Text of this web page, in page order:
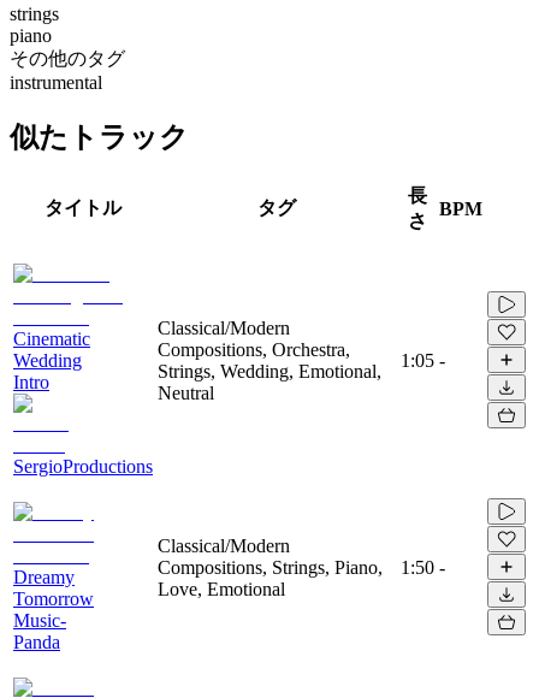
strings
piano
その他のタグ
instrumental
似たトラック
タイトル タグ
長
さ
BPM
Cinematic
Wedding
Intro
SergioProductions
Classical/Modern
Compositions, Orchestra,
Strings, Wedding, Emotional,
Neutral
1:05 -
Dreamy
Tomorrow
Music-
Panda
Classical/Modern
Compositions, Strings, Piano,
Love, Emotional
1:50 -